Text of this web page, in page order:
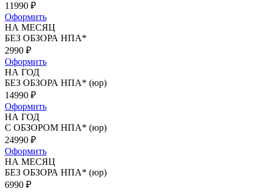
11990 ₽
Оформить
НА МЕСЯЦ
БЕЗ ОБЗОРА НПА*
2990 ₽
Оформить
НА ГОД
БЕЗ ОБЗОРА НПА* (юр)
14990 ₽
Оформить
НА ГОД
С ОБЗОРОМ НПА* (юр)
24990 ₽
Оформить
НА МЕСЯЦ
БЕЗ ОБЗОРА НПА* (юр)
6990 ₽